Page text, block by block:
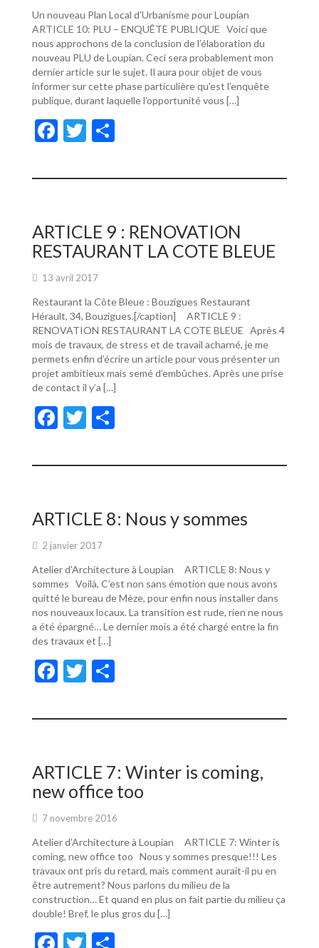
Un nouveau Plan Local d’Urbanisme pour Loupian
ARTICLE 10: PLU – ENQUÊTE PUBLIQUE Voici que
nous approchons de la conclusion de l’élaboration du
nouveau PLU de Loupian. Ceci sera probablement mon
dernier article sur le sujet. Il aura pour objet de vous
informer sur cette phase particulière qu’est l’enquête
publique, durant laquelle l’opportunité vous […]
F
e
o
o
k
T
itt ta
er
ARTICLE 9 : RENOVATION
RESTAURANT LA COTE BLEUE
13 avril 2017
Restaurant la Côte Bleue : Bouzigues Restaurant
Hérault, 34, Bouzigues.[/caption] ARTICLE 9 :
RENOVATION RESTAURANT LA COTE BLEUE Après 4
mois de travaux, de stress et de travail acharné, je me
permets enfin d’écrire un article pour vous présenter un
projet ambitieux mais semé d’embûches. Après une prise
de contact il y’a […]
F
e
o
o
k
T
itt ta
er
ARTICLE 8: Nous y sommes
2 janvier 2017
Atelier d’Architecture à Loupian ARTICLE 8: Nous y
sommes Voilà, C’est non sans émotion que nous avons
quitté le bureau de Mèze, pour enfin nous installer dans
nos nouveaux locaux. La transition est rude, rien ne nous
a été épargné… Le dernier mois a été chargé entre la fin
des travaux et […]
F
e
o
o
k
T
itt ta
er
ARTICLE 7: Winter is coming,
new office too
7 novembre 2016
Atelier d’Architecture à Loupian ARTICLE 7: Winter is
coming, new office too Nous y sommes presque!!! Les
travaux ont pris du retard, mais comment aurait-il pu en
être autrement? Nous parlons du milieu de la
construction… Et quand en plus on fait partie du milieu ça
double! Bref, le plus gros du […]